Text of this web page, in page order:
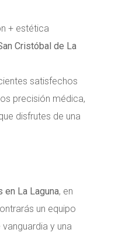
+ estética
Cristóbal de La
satisfechos
precisión médica,
disfrutes de una
en La Laguna, en
un equipo
y una